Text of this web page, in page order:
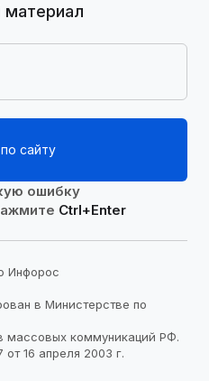
сайту
ошибку
Ctrl+Enter
Инфорос
в Министерстве по
массовых коммуникаций РФ.
16 апреля 2003 г.